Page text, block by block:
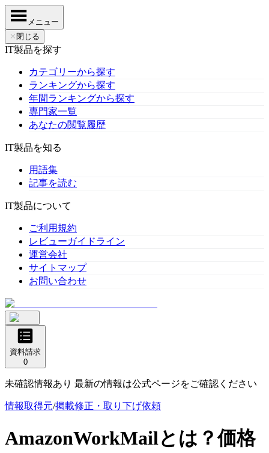
メニュー
✕ 閉じる
IT製品を探す
カテゴリーから探す
ランキングから探す
年間ランキングから探す
専門家一覧
あなたの閲覧履歴
IT製品を知る
用語集
記事を読む
IT製品について
ご利用規約
レビューガイドライン
運営会社
サイトマップ
お問い合わせ
資料請求
0
未確認情報あり 最新の情報は公式ページをご確認ください
情報取得元/掲載修正・取り下げ依頼
AmazonWorkMailとは？価格